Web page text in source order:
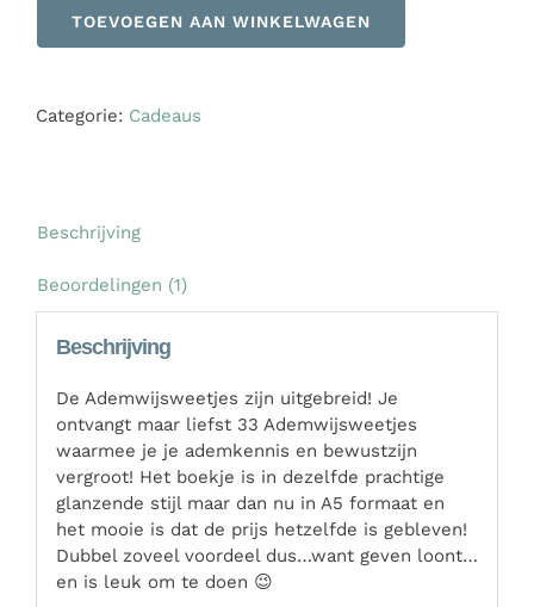
TOEVOEGEN AAN WINKELWAGEN
Categorie: Cadeaus
Beschrijving
Beoordelingen (1)
Beschrijving
De Ademwijsweetjes zijn uitgebreid! Je
ontvangt maar liefst 33 Ademwijsweetjes
waarmee je je ademkennis en bewustzijn
vergroot! Het boekje is in dezelfde prachtige
glanzende stijl maar dan nu in A5 formaat en
het mooie is dat de prijs hetzelfde is gebleven!
Dubbel zoveel voordeel dus…want geven loont…
en is leuk om te doen 😉